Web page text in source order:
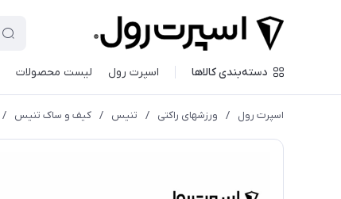
دسته‌بندی کالاها اسپرت رول لیست محصولات
اسپرت رول / ورزشهای راکتی / تنیس / کیف و ساک تنیس /